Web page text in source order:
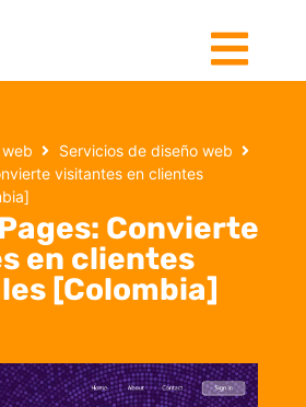
Servicios de diseño web
visitantes en clientes
Convierte
en clientes
[Colombia]